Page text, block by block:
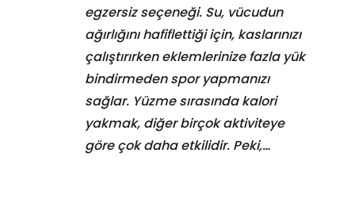
egzersiz seçeneği. Su, vücudun
ağırlığını hafiflettiği için, kaslarınızı
çalıştırırken eklemlerinize fazla yük
bindirmeden spor yapmanızı
sağlar. Yüzme sırasında kalori
yakmak, diğer birçok aktiviteye
göre çok daha etkilidir. Peki,…